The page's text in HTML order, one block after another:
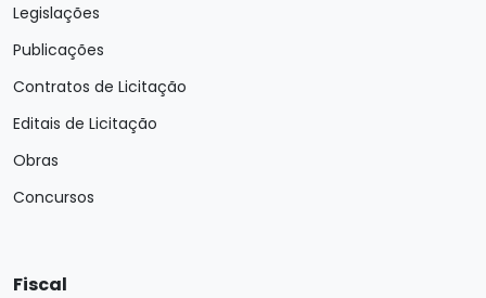
Legislações
Publicações
Contratos de Licitação
Editais de Licitação
Obras
Concursos
Fiscal